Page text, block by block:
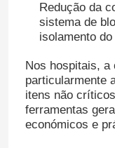
Redução da
sistema de
isolamento
Nos hospitais, a
particularmente
itens não
ferramentas
económicos e